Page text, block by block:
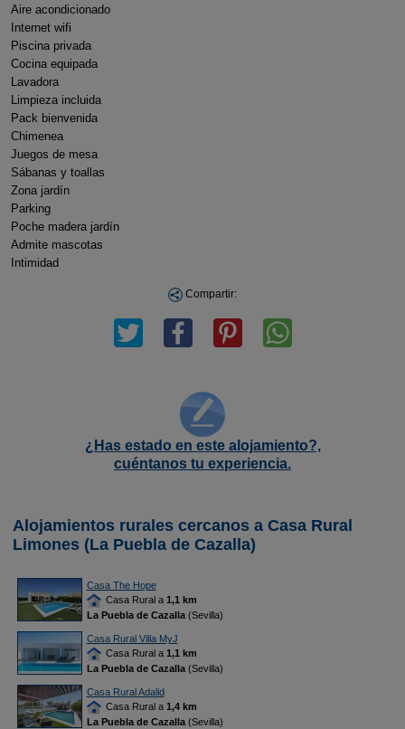
Aire acondicionado
Internet wifi
Piscina privada
Cocina equipada
Lavadora
Limpieza incluida
Pack bienvenida
Chimenea
Juegos de mesa
Sábanas y toallas
Zona jardín
Parking
Poche madera jardín
Admite mascotas
Intimidad
Compartir:
¿Has estado en este alojamiento?,
cuéntanos tu experiencia.
Alojamientos rurales cercanos a Casa Rural
Limones (La Puebla de Cazalla)
Casa The Hope
Casa Rural a 1,1 km
La Puebla de Cazalla(Sevilla)
Casa Rural Villa MyJ
Casa Rural a 1,1 km
La Puebla de Cazalla(Sevilla)
Casa Rural Adalid
Casa Rural a 1,4 km
La Puebla de Cazalla(Sevilla)